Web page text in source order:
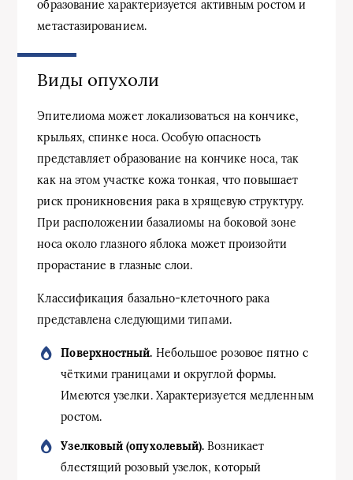
образование характеризуется активным ростом и
метастазированием.
Виды опухоли
Эпителиома может локализоваться на кончике,
крыльях, спинке носа. Особую опасность
представляет образование на кончике носа, так
как на этом участке кожа тонкая, что повышает
риск проникновения рака в хрящевую структуру.
При расположении базалиомы на боковой зоне
носа около глазного яблока может произойти
прорастание в глазные слои.
Классификация базально-клеточного рака
представлена следующими типами.
Поверхностный. Небольшое розовое пятно с
чёткими границами и округлой формы.
Имеются узелки. Характеризуется медленным
ростом.
Узелковый (опухолевый). Возникает
блестящий розовый узелок, который